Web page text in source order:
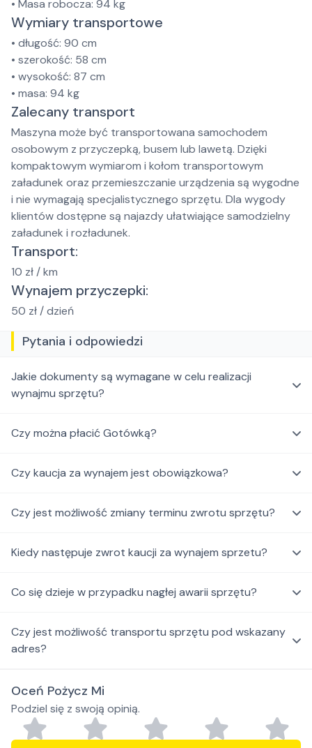
• Masa robocza: 94 kg
Wymiary transportowe
• długość: 90 cm
• szerokość: 58 cm
• wysokość: 87 cm
• masa: 94 kg
Zalecany transport
Maszyna może być transportowana samochodem
osobowym z przyczepką, busem lub lawetą. Dzięki
kompaktowym wymiarom i kołom transportowym
załadunek oraz przemieszczanie urządzenia są wygodne
i nie wymagają specjalistycznego sprzętu. Dla wygody
klientów dostępne są najazdy ułatwiające samodzielny
załadunek i rozładunek.
Transport:
10 zł / km
Wynajem przyczepki:
50 zł / dzień
Pytania i odpowiedzi
Jakie dokumenty są wymagane w celu realizacji
wynajmu sprzętu?
Czy można płacić Gotówką?
Czy kaucja za wynajem jest obowiązkowa?
Czy jest możliwość zmiany terminu zwrotu sprzętu?
Kiedy następuje zwrot kaucji za wynajem sprzetu?
Co się dzieje w przypadku nagłej awarii sprzętu?
Czy jest możliwość transportu sprzętu pod wskazany
adres?
Oceń Pożycz Mi
Podziel się z swoją opinią.